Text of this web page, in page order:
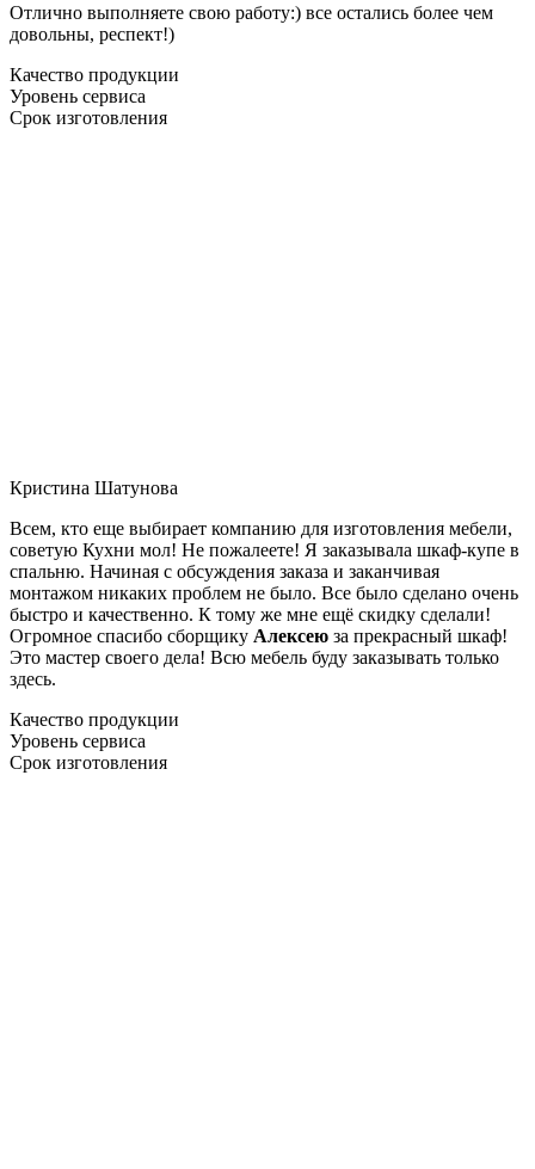
Отлично выполняете свою работу:) все остались более чем
довольны, респект!)
Качество продукции
Уровень сервиса
Срок изготовления
Кристина Шатунова
Всем, кто еще выбирает компанию для изготовления мебели,
советую Кухни мол! Не пожалеете! Я заказывала шкаф-купе в
спальню. Начиная с обсуждения заказа и заканчивая
монтажом никаких проблем не было. Все было сделано очень
быстро и качественно. К тому же мне ещё скидку сделали!
Огромное спасибо сборщику Алексею за прекрасный шкаф!
Это мастер своего дела! Всю мебель буду заказывать только
здесь.
Качество продукции
Уровень сервиса
Срок изготовления